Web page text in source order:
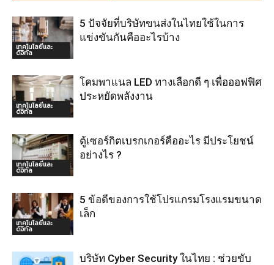
เทคโนโลยีและ
ดิจิทัล
5 ปัจจัยที่บริษัทขนส่งในไทยใช้ในการ
แข่งขันกันคืออะไรบ้าง
เทคโนโลยีและ
ดิจิทัล
โคมพาแนล LED ทางเลือกดี ๆ เพื่อออฟฟิศ
ประหยัดพลังงาน
เทคโนโลยีและ
ดิจิทัล
ตู้เซอร์กิตเบรกเกอร์คืออะไร มีประโยชน์
อย่างไร ?
เทคโนโลยีและ
ดิจิทัล
5 ข้อดีของการใช้โปรแกรมโรงแรมขนาด
เล็ก
บริษัท Cyber Security ในไทย : ช่วยขับ